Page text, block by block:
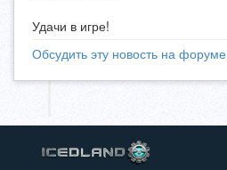
Удачи в игре!
Обсудить эту новость на форуме